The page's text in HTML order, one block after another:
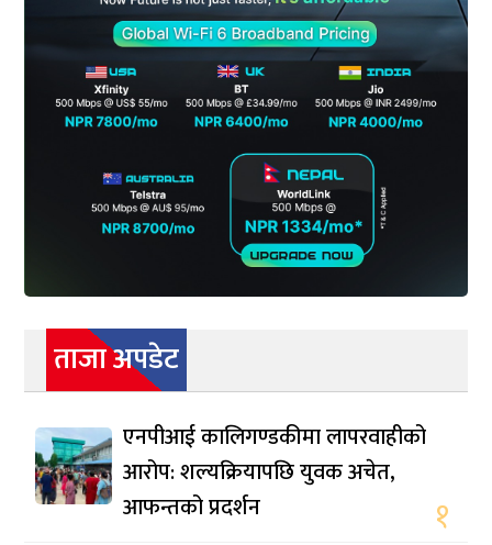
ताजा अपडेट
एनपीआई कालिगण्डकीमा लापरवाहीको
आरोप: शल्यक्रियापछि युवक अचेत,
आफन्तको प्रदर्शन
१